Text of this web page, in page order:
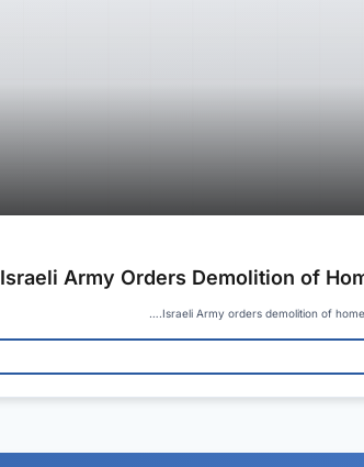
Israeli Army Orders Demolition of
Israeli Army orders demolition of